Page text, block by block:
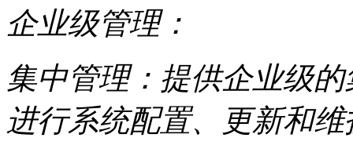
企业级管理：
集中管理：提供企业级
进行系统配置、更新和维